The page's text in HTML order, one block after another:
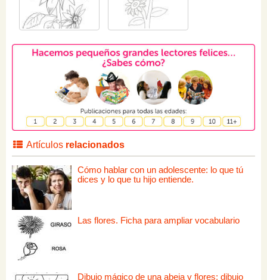
Artículos relacionados
Cómo hablar con un adolescente: lo que tú
dices y lo que tu hijo entiende.
Las flores. Ficha para ampliar vocabulario
Dibujo mágico de una abeja y flores: dibujo